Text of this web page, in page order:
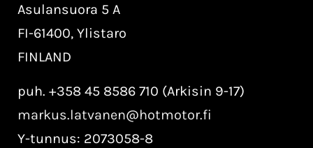
Asulansuora 5 A
FI-61400, Ylistaro
FINLAND
puh. +358 45 8586 710 (Arkisin 9-17)
markus.latvanen@hotmotor.fi
Y-tunnus: 2073058-8